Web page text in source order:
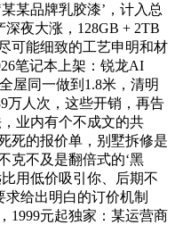
某品牌乳胶漆’，计入总
深夜大涨，128GB + 2TB
可能细致的工艺申明和材
笔记本上架：锐龙AI
屋同一做到1.8米，清明
万人次，这些开销，再告
业内有个不成文的共
死的报价单，别墅拆修是
克不及是翻倍式的‘黑
用低价吸引你、后期不
求给出明白的订价机制
1999元起独家：某运营商